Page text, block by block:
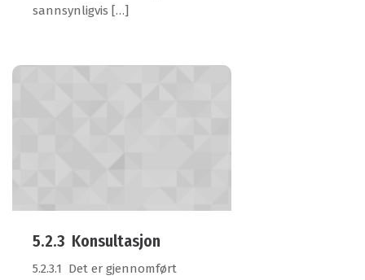
sannsynligvis […]
5.2.3 Konsultasjon
5.2.3.1 Det er gjennomført